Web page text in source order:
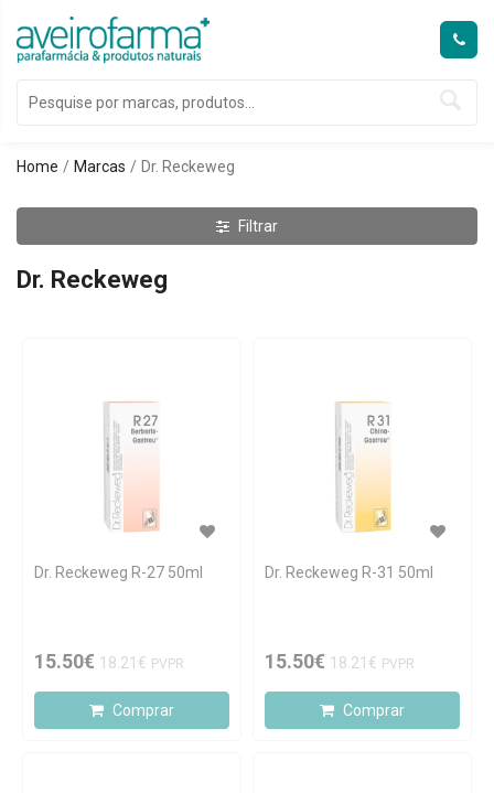
Home Marcas Dr. Reckeweg
Filtrar
Dr. Reckeweg
Dr. Reckeweg R-27 50ml
15.50€ 18.21€ PVPR
Comprar
Dr. Reckeweg R-31 50ml
15.50€ 18.21€ PVPR
Comprar